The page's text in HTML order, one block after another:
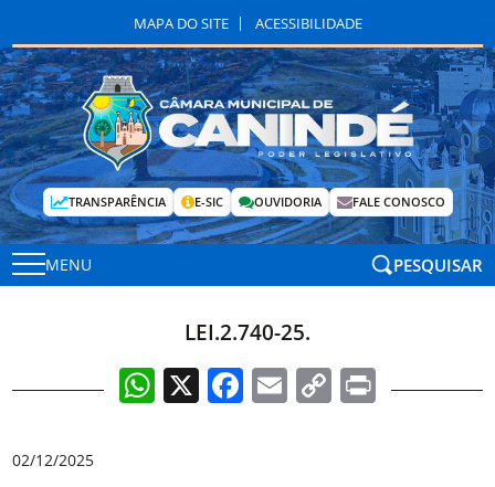
MAPA DO SITE ACESSIBILIDADE
TRANSPARÊNCIA E-SIC OUVIDORIA FALE CONOSCO
MENU PESQUISAR
LEI.2.740-25.
WhatsApp
X Facebook
EmailCopyPrint
02/12/2025